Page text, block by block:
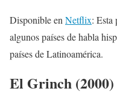
Disponible en Netflix: Esta
algunos países de habla
países de Latinoamérica.
El Grinch (2000)